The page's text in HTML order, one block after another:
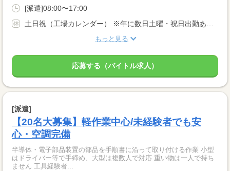
[派遣]08:00〜17:00
土日祝（工場カレンダー） ※年に数日土曜・祝日出勤あり ★年末年始・GW・夏季休暇あり
もっと見る
応募する（バイトル求人）
[派遣]
【20名大募集】軽作業中心/未経験者でも安
心・空調完備
半導体・電子部品装置の部品を手順書に沿って取り付ける作業 小型
はドライバー等で手締め、大型は複数人で対応 重い物は一人で持ち
ません 工具経験者...